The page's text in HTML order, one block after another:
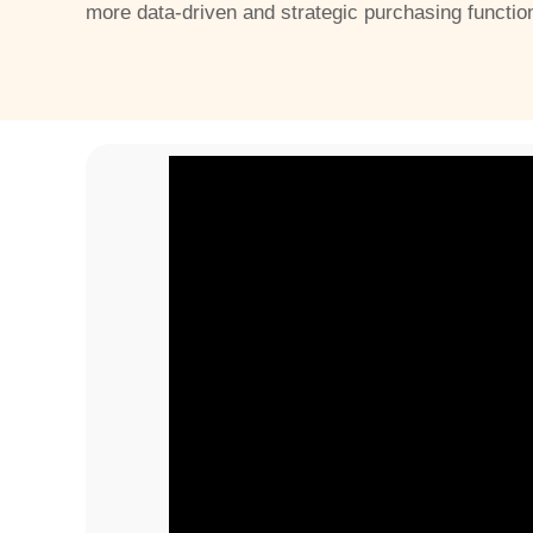
more data-driven and strategic purchasing